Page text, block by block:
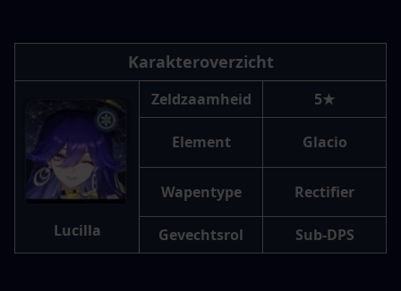
Karakteroverzicht
Lucilla
Zeldzaamheid 5★
Element Glacio
Wapentype Rectifier
Gevechtsrol Sub-DPS